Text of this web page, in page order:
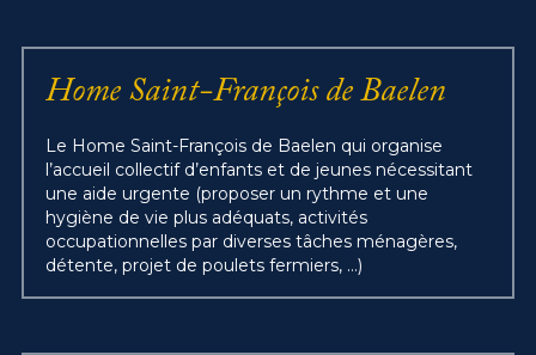
Home Saint-François de Baelen
Le Home Saint-François de Baelen qui organise
l’accueil collectif d’enfants et de jeunes nécessitant
une aide urgente (proposer un rythme et une
hygiène de vie plus adéquats, activités
occupationnelles par diverses tâches ménagères,
détente, projet de poulets fermiers, …)